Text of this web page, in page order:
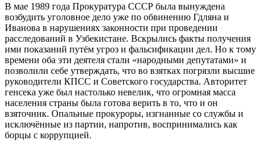
В мае 1989 года Прокуратура СССР была вынуждена
возбудить уголовное дело уже по обвинению Гдляна и
Иванова в нарушениях законности при проведении
расследований в Узбекистане. Вскрылись факты получения
ими показаний путём угроз и фальсификации дел. Но к тому
времени оба эти деятеля стали «народными депутатами» и
позволили себе утверждать, что во взятках погрязли высшие
руководители КПСС и Советского государства. Авторитет
генсека уже был настолько невелик, что огромная масса
населения страны была готова верить в то, что и он
взяточник. Опальные прокуроры, изгнанные со службы и
исключённые из партии, напротив, воспринимались как
борцы с коррупцией.